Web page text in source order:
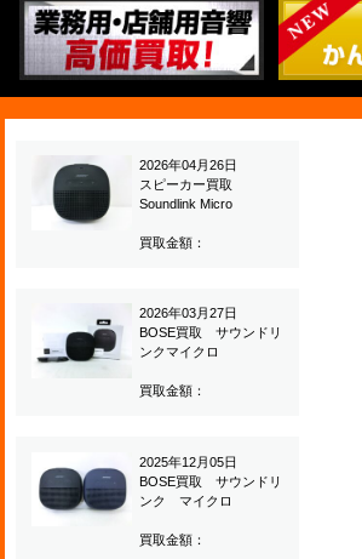
2026年04月26日
スピーカー買取
Soundlink Micro
買取金額：
2026年03月27日
BOSE買取 サウンドリ
ンクマイクロ
買取金額：
2025年12月05日
BOSE買取 サウンドリ
ンク マイクロ
買取金額：